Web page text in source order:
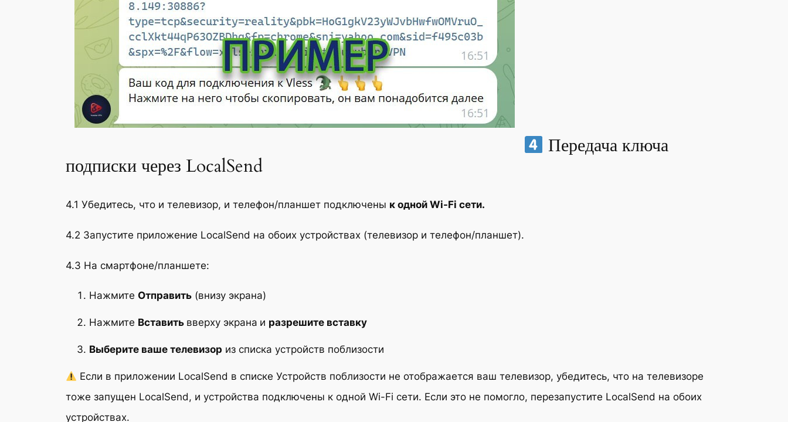
Передача ключа
подписки через LocalSend
4.1 Убедитесь, что и телевизор, и телефон/планшет подключены к одной Wi-Fi сети.
4.2 Запустите приложение LocalSend на обоих устройствах (телевизор и телефон/планшет).
4.3 На смартфоне/планшете:
Нажмите Отправить (внизу экрана)
Нажмите Вставить вверху экрана и разрешите вставку
Выберите ваше телевизор из списка устройств поблизости
Если в приложении LocalSend в списке Устройств поблизости не отображается ваш телевизор, убедитесь, что на телевизоре
тоже запущен LocalSend, и устройства подключены к одной Wi-Fi сети. Если это не помогло, перезапустите LocalSend на обоих
устройствах.